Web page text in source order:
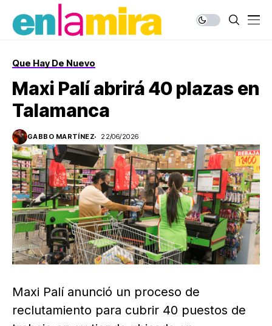
Que Hay De Nuevo
Maxi Palí abrirá 40 plazas en
Talamanca
GABBO MARTÍNEZ 22/06/2026
Maxi Palí anunció un proceso de
reclutamiento para cubrir 40 puestos de